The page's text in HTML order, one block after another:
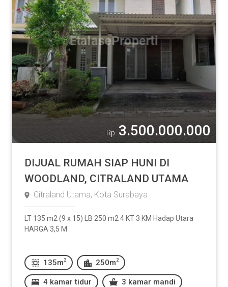
Rp 3.500.000.000
DIJUAL RUMAH SIAP HUNI DI
WOODLAND, CITRALAND UTAMA
Citraland Utama, Kota Surabaya
LT 135 m2 (9 x 15) LB 250 m2 4 KT 3 KM Hadap Utara
HARGA 3,5 M
135m 2 250m 2
4 kamar tidur 3 kamar mandi